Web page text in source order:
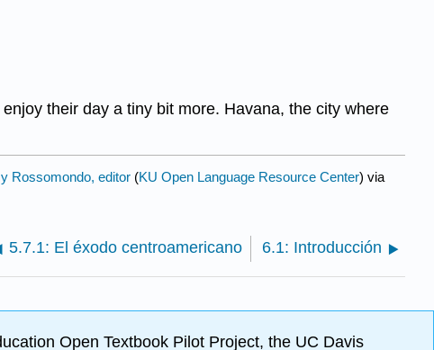
their day a tiny bit more. Havana, the city where
Rossomondo, editor (KU Open Language Resource Center) via
5.7.1: El éxodo centroamericano 6.1: Introducción
Open Textbook Pilot Project, the UC Davis